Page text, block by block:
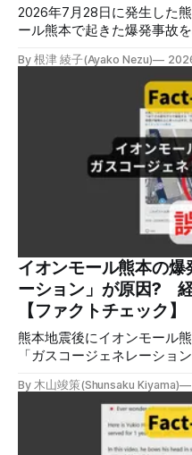
2026年7月28日に発生した
ール熊本で起きた爆発事故
LPガスに着火した可能性に
明です。イオンは8月5日、
会を設置すると発表しました。 検証対象 拡散した言
年8月2日、イオンモール熊
張する投稿がＸで拡散した。 検証する理由 8月5日現在、
稿は600回以上リポストされ
の情報の拡散量を調べるた
「爆発」「テロ」など複数
シャル分析ツールMeltwater
までに約9900件あった(例
れらの投稿は根拠を示して
いね」「これは 熊本を略
稿を真に受けたり、同調す
定な情報を流すな」や「陰
By 根津 綾子(Ayako Nezu)
イオンモール熊本の
ーション」が原因? 経
【ファクトチェック】
熊本地震後にイオンモール
「ガスコージェネレーショ
ジェネレーションやガス発
している」と発表し、LPガ
明しています。またイオン
査委員会を設置すると発表しました。 検証
By 木山竣策(Shunsaku Kiyama)